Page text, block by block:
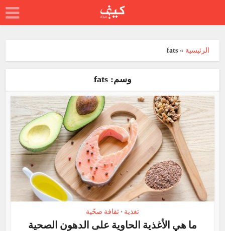
الرئيسية »
fats
وسم: fats
تغذية • ثقافة صحّية
ما هي الأغذية الحاوية على الدهون الصحية